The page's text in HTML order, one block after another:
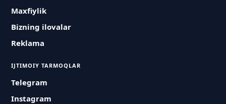
Maxfiylik
Bizning ilovalar
Reklama
IJTIMOIY TARMOQLAR
Telegram
Instagram